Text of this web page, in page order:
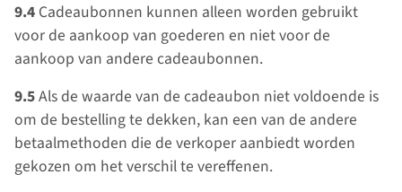
9.4 Cadeaubonnen kunnen alleen worden gebruikt
voor de aankoop van goederen en niet voor de
aankoop van andere cadeaubonnen.
9.5Als de waarde van de cadeaubon niet voldoende is
om de bestelling te dekken, kan een van de andere
betaalmethoden die de verkoper aanbiedt worden
gekozen om het verschil te vereffenen.